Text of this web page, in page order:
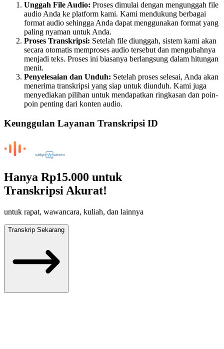
Unggah File Audio: Proses dimulai dengan mengunggah file
audio Anda ke platform kami. Kami mendukung berbagai
format audio sehingga Anda dapat menggunakan format yang
paling nyaman untuk Anda.
Proses Transkripsi: Setelah file diunggah, sistem kami akan
secara otomatis memproses audio tersebut dan mengubahnya
menjadi teks. Proses ini biasanya berlangsung dalam hitungan
menit.
Penyelesaian dan Unduh: Setelah proses selesai, Anda akan
menerima transkripsi yang siap untuk diunduh. Kami juga
menyediakan pilihan untuk mendapatkan ringkasan dan poin-
poin penting dari konten audio.
Keunggulan Layanan Transkripsi ID
Hanya Rp15.000 untuk
Transkripsi Akurat!
untuk rapat, wawancara, kuliah, dan lainnya
Transkrip Sekarang